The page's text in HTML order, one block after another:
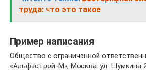
труда: что это такое
Пример написания
Общество с ограниченной
«Альфастрой-М», Москва, ул. Шумкина